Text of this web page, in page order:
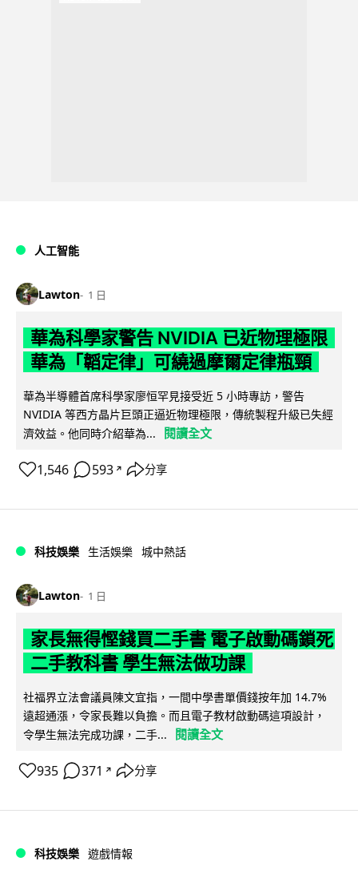
人工智能
Lawton 1 日
華為科學家警告 NVIDIA 已近物理極限
華為「韜定律」可繞過摩爾定律瓶頸
華為半導體首席科學家廖恒罕見接受近 5 小時專訪，警告
NVIDIA 等西方晶片巨頭正逼近物理極限，傳統製程升級已失經
濟效益。他同時介紹華為...
閱讀全文
1,546 593 ↗ 分享
科技娛樂 生活娛樂 城中熱話
Lawton 1 日
家長無得慳錢買二手書 電子啟動碼鎖死
二手教科書 學生無法做功課
社福界立法會議員陳文宜指，一間中學書單價錢按年加 14.7%
遠超通漲，令家長難以負擔。而且電子教材啟動碼這項設計，
令學生無法完成功課，二手...
閱讀全文
935 371 ↗ 分享
科技娛樂 遊戲情報